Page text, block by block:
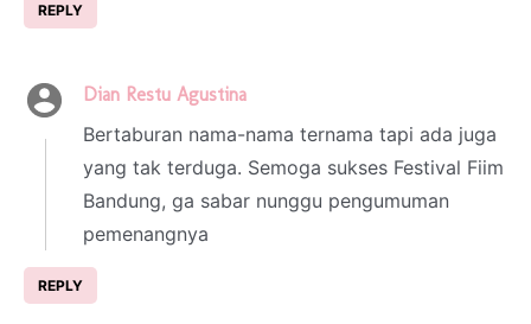
REPLY
Dian Restu Agustina
Bertaburan nama-nama ternama tapi ada juga
yang tak terduga. Semoga sukses Festival Fiim
Bandung, ga sabar nunggu pengumuman
pemenangnya
REPLY